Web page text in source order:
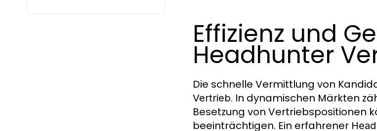
Effizienz und
Headhunter
Die schnelle Vermittlung von
Vertrieb. In dynamischen Märkten
Besetzung von Vertriebspositionen
beeinträchtigen. Ein erfahrener